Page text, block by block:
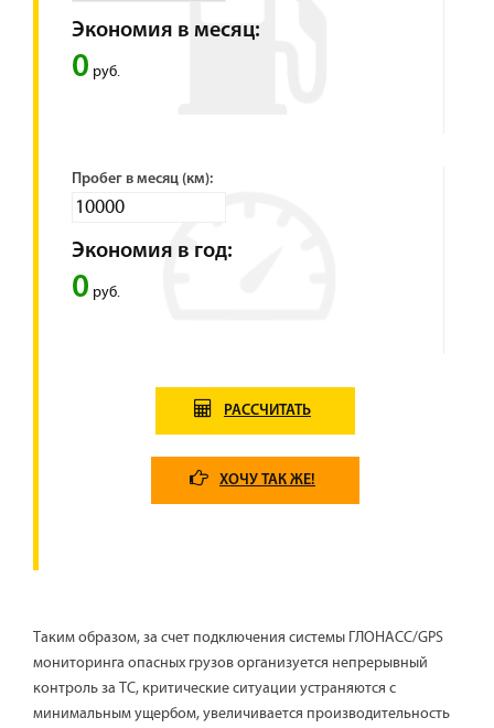
Экономия в месяц:
0 руб.
Пробег в месяц (км):
Экономия в год:
0 руб.
РАССЧИТАТЬ
ХОЧУ ТАК ЖЕ!
Таким образом, за счет подключения системы ГЛОНАСС/GPS
мониторинга опасных грузов организуется непрерывный
контроль за ТС, критические ситуации устраняются с
минимальным ущербом, увеличивается производительность